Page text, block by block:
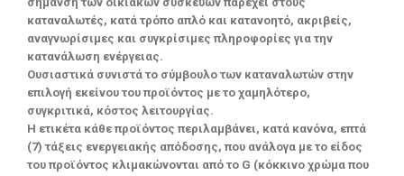
καταναλωτές, κατά τρόπο απλό και κατανοητό, ακριβείς,
αναγνωρίσιμες και συγκρίσιμες πληροφορίες για την
κατανάλωση ενέργειας.
Ουσιαστικά συνιστά το σύμβουλο των καταναλωτών στην
επιλογή εκείνου του προϊόντος με το χαμηλότερο,
συγκριτικά, κόστος λειτουργίας.
Η ετικέτα κάθε προϊόντος περιλαμβάνει, κατά κανόνα, επτά
(7) τάξεις ενεργειακής απόδοσης, που ανάλογα με το είδος
του προϊόντος κλιμακώνονται από το G (κόκκινο χρώμα που